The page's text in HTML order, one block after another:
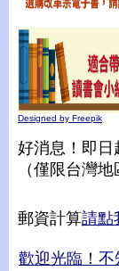
Designed by Freepik
好消息！即日
（僅限台灣地
郵資計算請點
歡迎光臨！